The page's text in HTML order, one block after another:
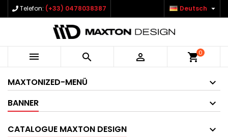
Telefon: (+33) 0478038387 Deutsch 
   shopping_cart0
MAXTONIZED-MENÜ
BANNER
CATALOGUE MAXTON DESIGN